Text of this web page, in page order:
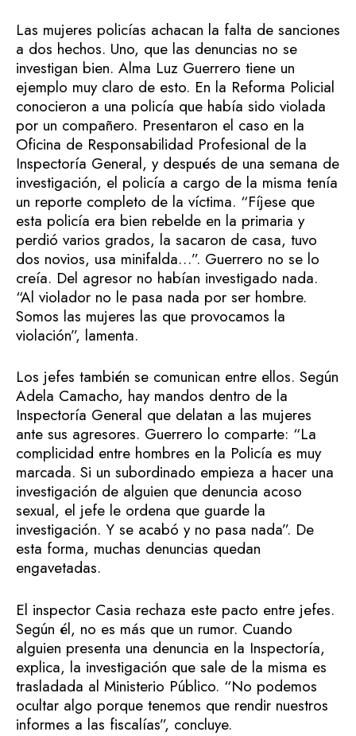
Las mujeres policías achacan la falta de sanciones
a dos hechos. Uno, que las denuncias no se
investigan bien. Alma Luz Guerrero tiene un
ejemplo muy claro de esto. En la Reforma Policial
conocieron a una policía que había sido violada
por un compañero. Presentaron el caso en la
Oficina de Responsabilidad Profesional de la
Inspectoría General, y después de una semana de
investigación, el policía a cargo de la misma tenía
un reporte completo de la víctima. “Fíjese que
esta policía era bien rebelde en la primaria y
perdió varios grados, la sacaron de casa, tuvo
dos novios, usa minifalda…”. Guerrero no se lo
creía. Del agresor no habían investigado nada.
“Al violador no le pasa nada por ser hombre.
Somos las mujeres las que provocamos la
violación”, lamenta.
Los jefes también se comunican entre ellos. Según
Adela Camacho, hay mandos dentro de la
Inspectoría General que delatan a las mujeres
ante sus agresores. Guerrero lo comparte: “La
complicidad entre hombres en la Policía es muy
marcada. Si un subordinado empieza a hacer una
investigación de alguien que denuncia acoso
sexual, el jefe le ordena que guarde la
investigación. Y se acabó y no pasa nada”. De
esta forma, muchas denuncias quedan
engavetadas.
El inspector Casia rechaza este pacto entre jefes.
Según él, no es más que un rumor. Cuando
alguien presenta una denuncia en la Inspectoría,
explica, la investigación que sale de la misma es
trasladada al Ministerio Público. “No podemos
ocultar algo porque tenemos que rendir nuestros
informes a las fiscalías”, concluye.